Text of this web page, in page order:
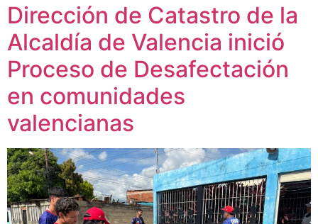
Dirección de Catastro de la
Alcaldía de Valencia inició
Proceso de Desafectación
en comunidades
valencianas